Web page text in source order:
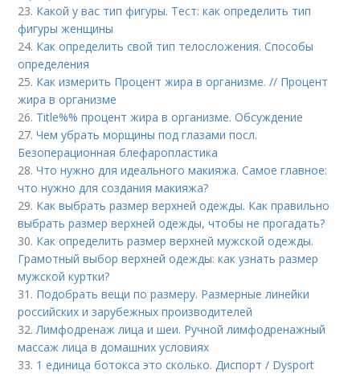
23. Какой у вас тип фигуры. Тест: как определить тип
фигуры женщины
24. Как определить свой тип телосложения. Способы
определения
25. Как измерить Процент жира в организме. // Процент
жира в организме
26. Title%% процент жира в организме. Обсуждение
27.Чем убрать морщины под глазами посл.
Безоперационная блефаропластика
28.Что нужно для идеального макияжа. Самое главное:
что нужно для создания макияжа?
29. Как выбрать размер верхней одежды. Как правильно
выбрать размер верхней одежды, чтобы не прогадать?
30. Как определить размер верхней мужской одежды.
Грамотный выбор верхней одежды: как узнать размер
мужской куртки?
31. Подобрать вещи по размеру. Размерные линейки
российских и зарубежных производителей
32.Лимфодренаж лица и шеи. Ручной лимфодренажный
массаж лица в домашних условиях
33. 1 единица ботокса это сколько. Диспорт / Dysport